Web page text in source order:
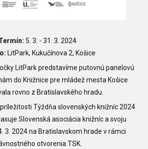
5. 3. - 31. 3. 2024
LitPark, Kukučínova 2, Košice
LitPark predstavíme putovnú panelovú
do Knižnice pre mládež mesta Košice
rovno z Bratislavského hradu
Týždňa slovenských knižníc 2024
Slovenská asociácia knižníc a svoju
3. 2024 na Bratislavskom hrade v rámci
otvorenia TSK.